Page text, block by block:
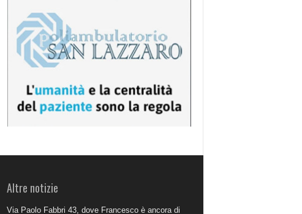
Altre notizie
Via Paolo Fabbri 43, dove Francesco è ancora di